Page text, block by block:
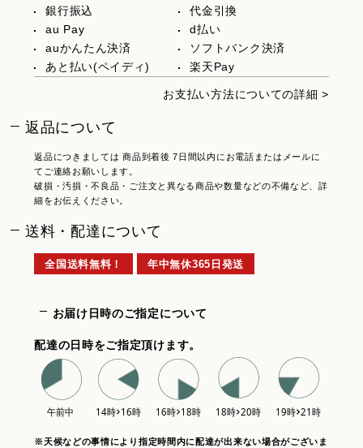
銀行振込
代金引換
au Pay
d払い
auかんたん決済
ソフトバンク決済
あと払い(ペイディ)
楽天Pay
お支払い方法についての詳細 >
返品について
返品につきましては 商品到着後 7日間以内にお電話またはメールに
てご連絡お願いします。
破損・汚損・不良品・ご注文と異なる商品や数量などの不備など、詳
細をお伝えください。
送料・配達について
全国送料無料！ 年中無休365日発送
お届け日時のご指定について
配達の日時をご指定頂けます。
※天候などの事情により指定時間内に配達が出来ない場合がございま